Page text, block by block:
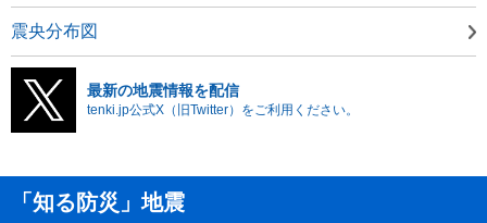
震央分布図
最新の地震情報を配信
tenki.jp公式X（旧Twitter）をご利用ください。
「知る防災」地震